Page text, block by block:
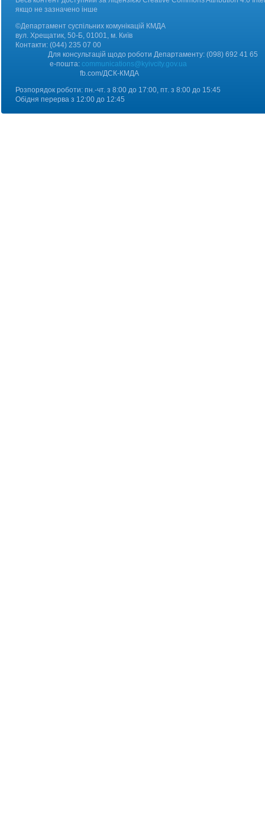
якщо не зазначено інше
©Департамент суспільних комунікацій КМДА
вул. Хрещатик, 50-Б, 01001, м. Київ
Контакти: (044) 235 07 00
Для консультацій щодо роботи Департаменту: (098) 692 41 65
е-пошта: communications@kyivcity.gov.ua
fb.com/ДCК-КМДА
Розпорядок роботи: пн.-чт. з 8:00 до 17:00, пт. з 8:00 до 15:45
Обідня перерва з 12:00 до 12:45